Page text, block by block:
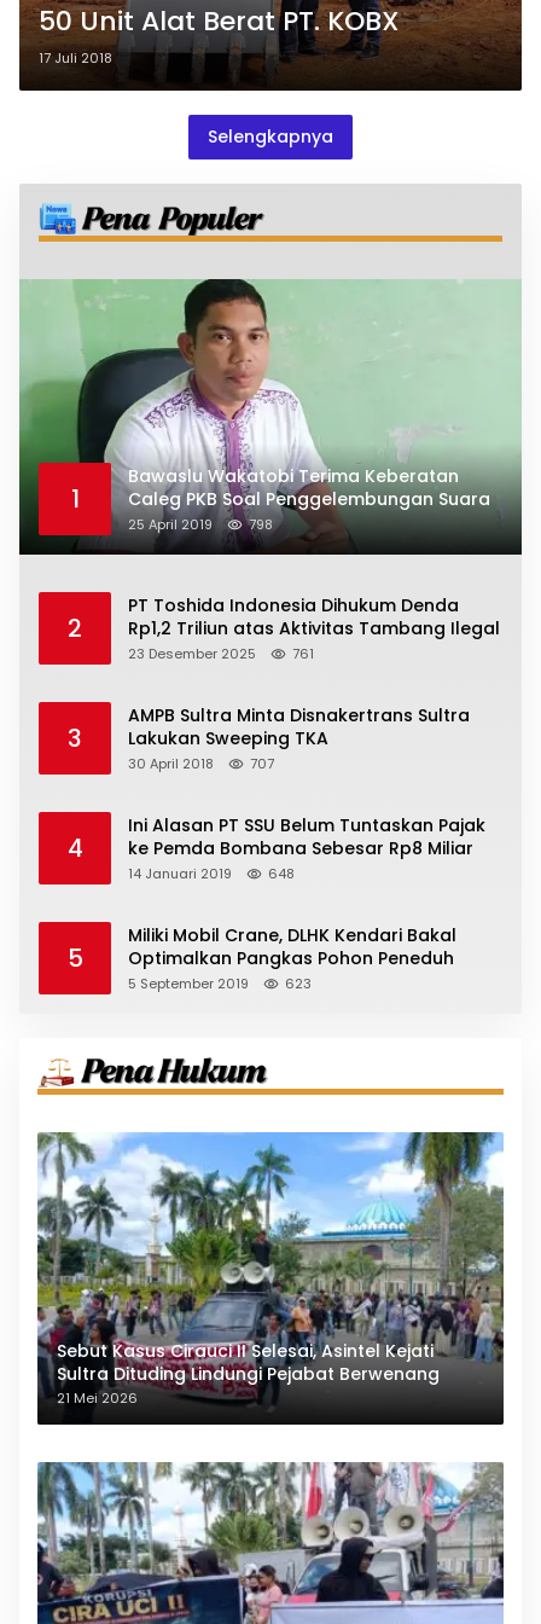
50 Unit Alat Berat PT. KOBX
17 Juli 2018
Selengkapnya
1
Bawaslu Wakatobi Terima Keberatan
Caleg PKB Soal Penggelembungan Suara
25 April 2019 798
2
PT Toshida Indonesia Dihukum Denda
Rp1,2 Triliun atas Aktivitas Tambang Ilegal
23 Desember 2025 761
3
AMPB Sultra Minta Disnakertrans Sultra
Lakukan Sweeping TKA
30 April 2018 707
4
Ini Alasan PT SSU Belum Tuntaskan Pajak
ke Pemda Bombana Sebesar Rp8 Miliar
14 Januari 2019 648
5
Miliki Mobil Crane, DLHK Kendari Bakal
Optimalkan Pangkas Pohon Peneduh
5 September 2019 623
Sebut Kasus Cirauci II Selesai, Asintel Kejati
Sultra Dituding Lindungi Pejabat Berwenang
21 Mei 2026